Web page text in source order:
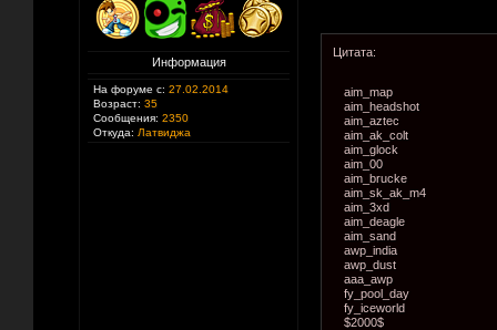
Информация
На форуме с: 27.02.2014
Возраст: 35
Сообщения: 2350
Откуда: Латвиджа
Цитата:
aim_map
aim_headshot
aim_aztec
aim_ak_colt
aim_glock
aim_00
aim_brucke
aim_sk_ak_m4
aim_3xd
aim_deagle
aim_sand
awp_india
awp_dust
aaa_awp
fy_pool_day
fy_iceworld
$2000$